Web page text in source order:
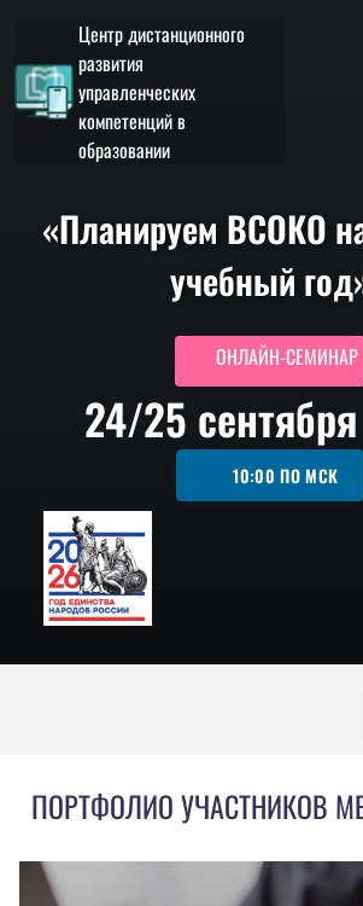
Центр дистанционного
развития
управленческих
компетенций в
образовании
«Планируем ВСОКО
учебный
ОНЛАЙН-СЕМИНАР
24/25
10:00 ПО МСК
ПОРТФОЛИО УЧАСТНИКОВ